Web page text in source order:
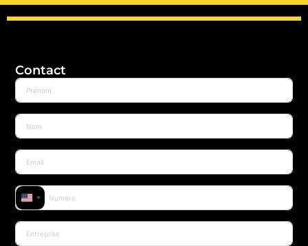
Contact
United States +1